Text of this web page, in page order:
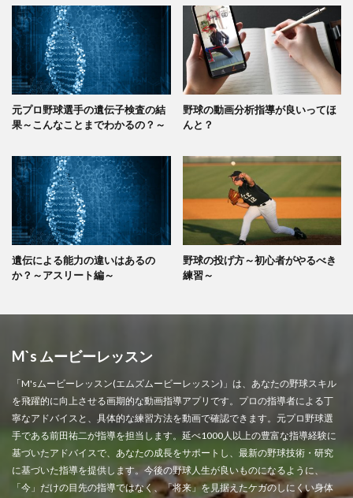
元プロ野球選手の遺伝子検査の結
果～こんなことまでわかるの？～
野球の動画分析指導が良いってほ
んと？
遺伝による能力の違いはあるの
か？～アスリート編～
野球の投げ方～初心者がやるべき
練習～
M`s ムービーレッスン
「M'sムービーレッスン(エムズムービーレッスン)」は、あなたの野球スキル
を飛躍的に向上させる画期的な動画指導アプリです。プロの指導者による丁
寧なアドバイスと、具体的な練習方法を動画で確認できます。元プロ野球選
手である前田祐二が指導を担当します。延べ1000人以上の豊富な指導経験に
基づいたアドバイスで、あなたの成長をサポートし、最新の野球技術・研究
に基づいた指導を提供します。今後の野球人生が良いものになるように、
「今」だけの目先の指導ではなく、「将来」を見据えたケガのしにくい身体